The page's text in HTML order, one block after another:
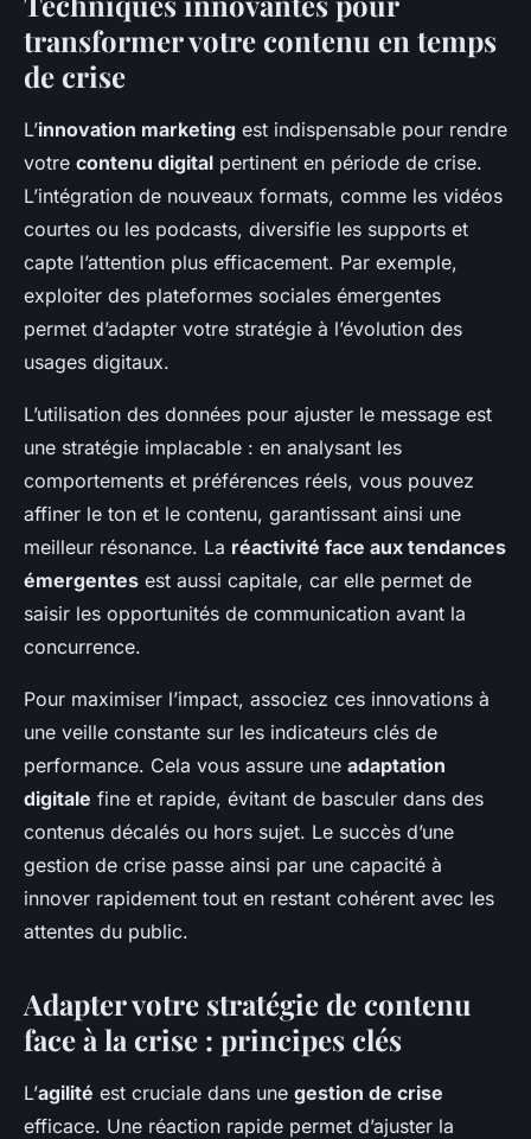
transformer votre contenu en temps
de crise
L’innovation marketing est indispensable pour rendre
votre contenu digital pertinent en période de crise.
L’intégration de nouveaux formats, comme les vidéos
courtes ou les podcasts, diversifie les supports et
capte l’attention plus efficacement. Par exemple,
exploiter des plateformes sociales émergentes
permet d’adapter votre stratégie à l’évolution des
usages digitaux.
L’utilisation des données pour ajuster le message est
une stratégie implacable : en analysant les
comportements et préférences réels, vous pouvez
affiner le ton et le contenu, garantissant ainsi une
meilleur résonance. La réactivité face aux tendances
émergentes est aussi capitale, car elle permet de
saisir les opportunités de communication avant la
concurrence.
Pour maximiser l’impact, associez ces innovations à
une veille constante sur les indicateurs clés de
performance. Cela vous assure une adaptation
digitale fine et rapide, évitant de basculer dans des
contenus décalés ou hors sujet. Le succès d’une
gestion de crise passe ainsi par une capacité à
innover rapidement tout en restant cohérent avec les
attentes du public.
Adapter votre stratégie de contenu
face à la crise : principes clés
L’agilité est cruciale dans une gestion de crise
efficace. Une réaction rapide permet d’ajuster la